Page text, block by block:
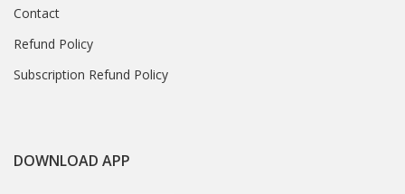
Contact
Refund Policy
Subscription Refund Policy
DOWNLOAD APP